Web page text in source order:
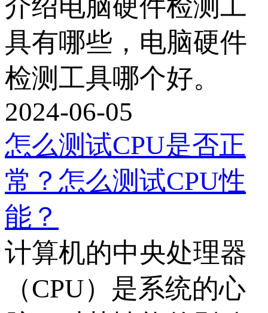
介绍电脑硬件检测工
具有哪些，电脑硬件
检测工具哪个好。
2024-06-05
怎么测试CPU是否正
常？怎么测试CPU性
能？
计算机的中央处理器
（CPU）是系统的心